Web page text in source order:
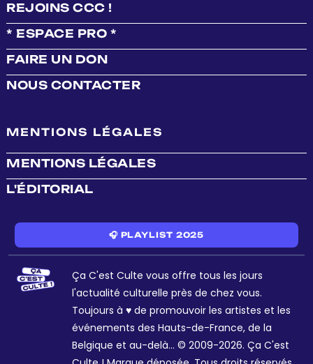
REJOINS CCC !
* ESPACE PRO *
FAIRE UN DON
NOUS CONTACTER
MENTIONS LÉGALES
MENTIONS LÉGALES
L'ÉDITORIAL
🎧 PLAYLIST 2025
Ça C'est Culte vous offre tous les jours
l'actualité culturelle près de chez vous.
Toujours à ♥ de promouvoir les artistes et les
événements des Hauts-de-France, de la
Belgique et au-delà... © 2009-2026. Ça C'est